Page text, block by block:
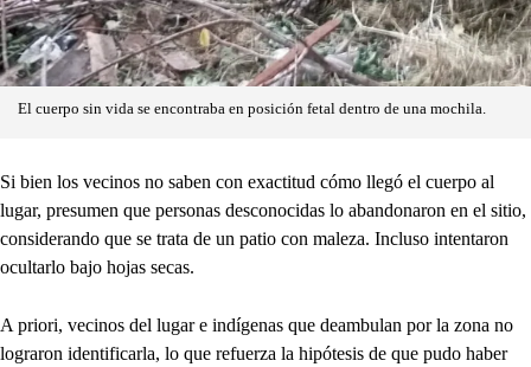
El cuerpo sin vida se encontraba en posición fetal dentro de una mochila.
Si bien los vecinos no saben con exactitud cómo llegó el cuerpo al
lugar, presumen que personas desconocidas lo abandonaron en el sitio,
considerando que se trata de un patio con maleza. Incluso intentaron
ocultarlo bajo hojas secas.
A priori, vecinos del lugar e indígenas que deambulan por la zona no
lograron identificarla, lo que refuerza la hipótesis de que pudo haber